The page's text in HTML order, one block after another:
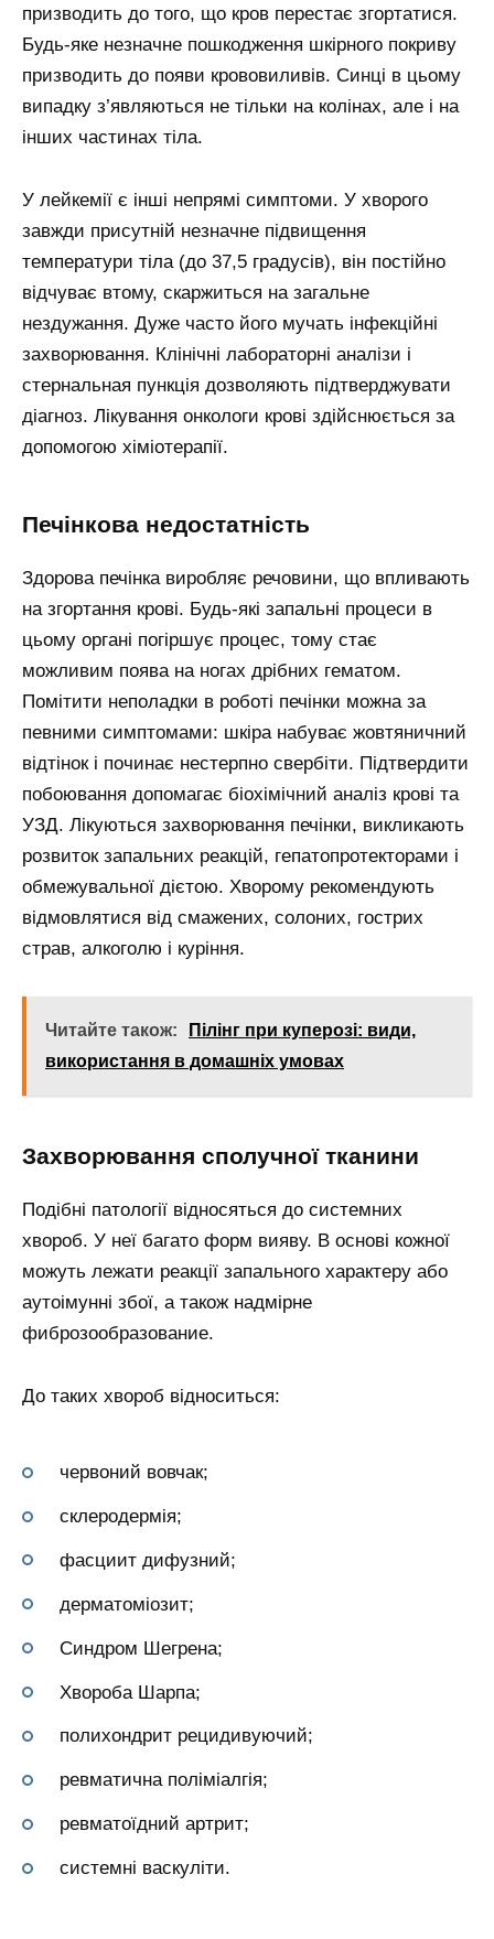
призводить до того, що кров перестає згортатися.
Будь-яке незначне пошкодження шкірного покриву
призводить до появи крововиливів. Синці в цьому
випадку з’являються не тільки на колінах, але і на
інших частинах тіла.
У лейкемії є інші непрямі симптоми. У хворого
завжди присутній незначне підвищення
температури тіла (до 37,5 градусів), він постійно
відчуває втому, скаржиться на загальне
нездужання. Дуже часто його мучать інфекційні
захворювання. Клінічні лабораторні аналізи і
стернальная пункція дозволяють підтверджувати
діагноз. Лікування онкологи крові здійснюється за
допомогою хіміотерапії.
Печінкова недостатність
Здорова печінка виробляє речовини, що впливають
на згортання крові. Будь-які запальні процеси в
цьому органі погіршує процес, тому стає
можливим поява на ногах дрібних гематом.
Помітити неполадки в роботі печінки можна за
певними симптомами: шкіра набуває жовтяничний
відтінок і починає нестерпно свербіти. Підтвердити
побоювання допомагає біохімічний аналіз крові та
УЗД. Лікуються захворювання печінки, викликають
розвиток запальних реакцій, гепатопротекторами і
обмежувальної дієтою. Хворому рекомендують
відмовлятися від смажених, солоних, гострих
страв, алкоголю і куріння.
Читайте також:
Пілінг при куперозі: види,
використання в домашніх умовах
Захворювання сполучної тканини
Подібні патології відносяться до системних
хвороб. У неї багато форм вияву. В основі кожної
можуть лежати реакції запального характеру або
аутоімунні збої, а також надмірне
фиброзообразование.
До таких хвороб відноситься:
червоний вовчак;
склеродермія;
фасциит дифузний;
дерматоміозит;
Синдром Шегрена;
Хвороба Шарпа;
полихондрит рецидивуючий;
ревматична поліміалгія;
ревматоїдний артрит;
системні васкуліти.